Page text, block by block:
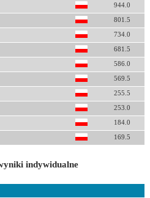
944.0
801.5
734.0
681.5
586.0
569.5
255.5
253.0
184.0
169.5
indywidualne